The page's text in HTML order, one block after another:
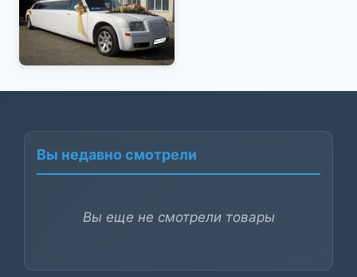
Вы недавно смотрели
Вы еще не смотрели товары